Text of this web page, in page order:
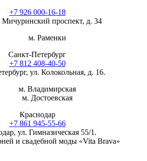
+7 926 000-16-18
проспект, д. 34
м. Раменки
Санкт-Петербург
+7 812 408-40-50
ул. Колокольная, д. 16.
м. Владимирская
м. Достоевская
Краснодар
+7 861 945-55-66
ул. Гимназическая 55/1.
и свадебной моды «Vita Brava»